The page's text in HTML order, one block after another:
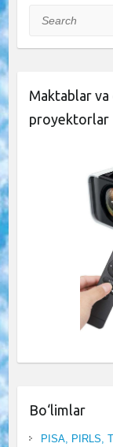
Search
Maktablar va
proyektorlar
Bo‘limlar
PISA, PIRLS,